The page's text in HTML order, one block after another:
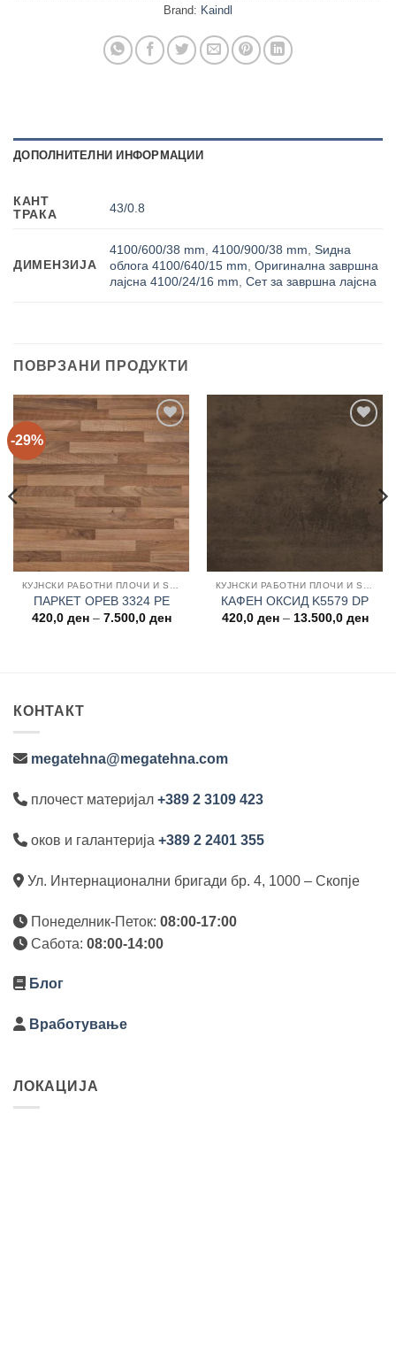
Brand: Kaindl
ДОПОЛНИТЕЛНИ ИНФОРМАЦИИ
КАНТ
ТРАКА
43/0.8
ДИМЕНЗИЈА
4100/600/38 mm,4100/900/38 mm,Ѕидна
облога 4100/640/15 mm,Оригинална завршна
лајсна 4100/24/16 mm,Сет за завршна лајсна
ПОВРЗАНИ ПРОДУКТИ
-29%
Add to
wishlist
ПАРКЕТ ОРЕВ 3324 PE
420,0 ден – 7.500,0 денPrice
КАФЕН ОКСИД K5579 DP
420,0 ден – 13.500,0 денPrice
КОНТАКТ
megatehna@megatehna.com
плочест материјал +389 2 3109 423
оков и галантерија +389 2 2401 355
Ул. Интернационални бригади бр. 4, 1000 – Скопје
Понеделник-Петок: 08:00-17:00
Сабота: 08:00-14:00
Блог
Вработување
ЛОКАЦИЈА